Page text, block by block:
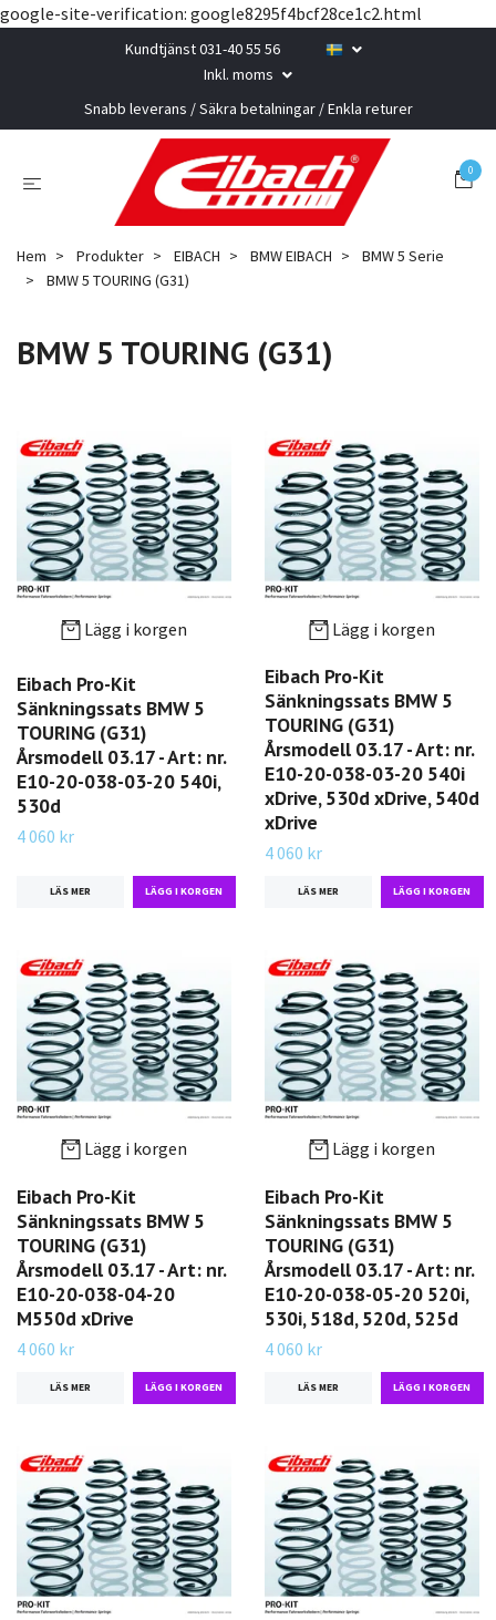
google-site-verification: google8295f4bcf28ce1c2.html
Kundtjänst 031-40 55 56
Inkl. moms
Snabb leverans / Säkra betalningar / Enkla returer
0
Hem Produkter EIBACH BMW EIBACH
BMW 5 Serie
BMW 5 TOURING (G31)
BMW 5 TOURING (G31)
Lägg i korgen
Eibach Pro-Kit
Sänkningssats BMW 5
TOURING (G31)
Årsmodell 03.17 - Art: nr.
E10-20-038-03-20 540i,
530d
4 060 kr
LÄS MER
Lägg i korgen
Eibach Pro-Kit
Sänkningssats BMW 5
TOURING (G31)
Årsmodell 03.17 - Art: nr.
E10-20-038-03-20 540i
xDrive, 530d xDrive, 540d
xDrive
4 060 kr
LÄS MER
Lägg i korgen
Eibach Pro-Kit
Sänkningssats BMW 5
TOURING (G31)
Årsmodell 03.17 - Art: nr.
E10-20-038-04-20
M550d xDrive
4 060 kr
LÄS MER
Lägg i korgen
Eibach Pro-Kit
Sänkningssats BMW 5
TOURING (G31)
Årsmodell 03.17 - Art: nr.
E10-20-038-05-20 520i,
530i, 518d, 520d, 525d
4 060 kr
LÄS MER